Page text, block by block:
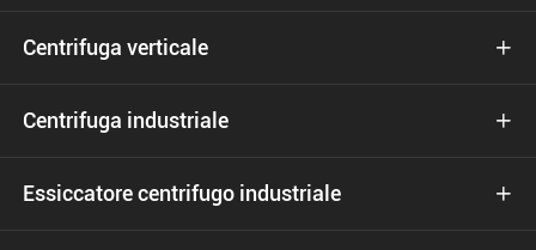
Centrifuga verticale 
Centrifuga industriale 
Essiccatore centrifugo industriale 